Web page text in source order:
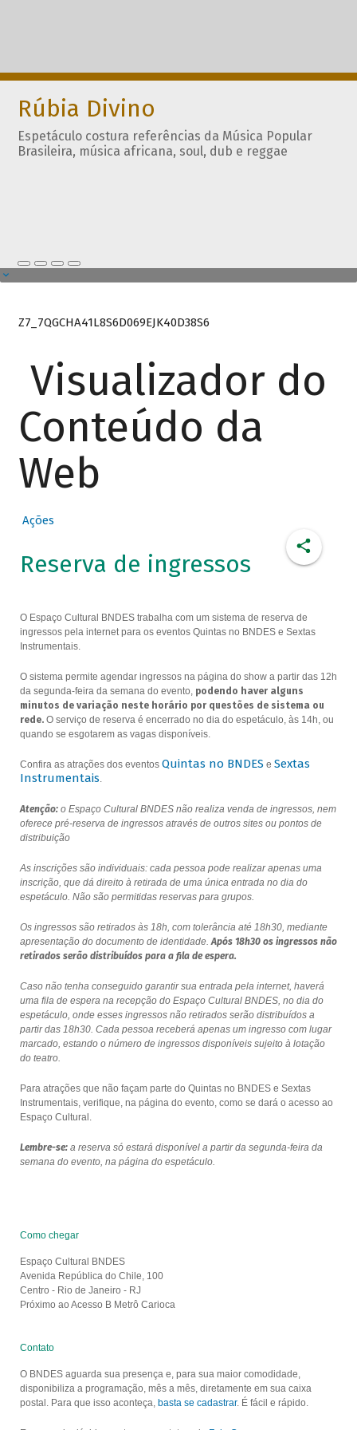
Rúbia Divino
Espetáculo costura referências da Música Popular
Brasileira, música africana, soul, dub e reggae
Z7_7QGCHA41L8S6D069EJK40D38S6
Visualizador do
Conteúdo da
Web
Ações
Reserva de ingressos
O Espaço Cultural BNDES trabalha com um sistema de reserva de
ingressos pela internet para os eventos Quintas no BNDES e Sextas
Instrumentais.
O sistema permite agendar ingressos na página do show a partir das 12h
da segunda-feira da semana do evento, podendo haver alguns
minutos de variação neste horário por questões de sistema ou
rede.O serviço de reserva é encerrado no dia do espetáculo, às 14h, ou
quando se esgotarem as vagas disponíveis.
Confira as atrações dos eventos Quintas no BNDES e Sextas
Instrumentais.
Atenção:o Espaço Cultural BNDES não realiza venda de ingressos, nem
oferece pré-reserva de ingressos através de outros sites ou pontos de
distribuição
As inscrições são individuais: cada pessoa pode realizar apenas uma
inscrição, que dá direito à retirada de uma única entrada no dia do
espetáculo. Não são permitidas reservas para grupos.
Os ingressos são retirados às 18h, com tolerância até 18h30, mediante
apresentação do documento de identidade.Após 18h30 os ingressos não
retirados serão distribuídos para a fila de espera.
Caso não tenha conseguido garantir sua entrada pela internet, haverá
uma fila de espera na recepção do Espaço Cultural BNDES, no dia do
espetáculo, onde esses ingressos não retirados serão distribuídos a
partir das 18h30. Cada pessoa receberá apenas um ingresso com lugar
marcado, estando o número de ingressos disponíveis sujeito à lotação
do teatro.
Para atrações que não façam parte do Quintas no BNDES e Sextas
Instrumentais, verifique, na página do evento, como se dará o acesso ao
Espaço Cultural.
Lembre-se:a reserva só estará disponível a partir da segunda-feira da
semana do evento, na página do espetáculo.
Como chegar
Espaço Cultural BNDES
Avenida República do Chile, 100
Centro - Rio de Janeiro - RJ
Próximo ao Acesso B Metrô Carioca
Contato
O BNDES aguarda sua presença e, para sua maior comodidade,
disponibiliza a programação, mês a mês, diretamente em sua caixa
postal. Para que isso aconteça, basta se cadastrar. É fácil e rápido.